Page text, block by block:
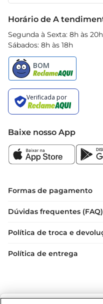
Horário de A
Segunda à Sexta: 8h às 20h
Sábados: 8h às 18h
Baixe nosso App
Formas de pagamento
Dúvidas frequentes (FAQ)
Política de troca e
Política de entrega